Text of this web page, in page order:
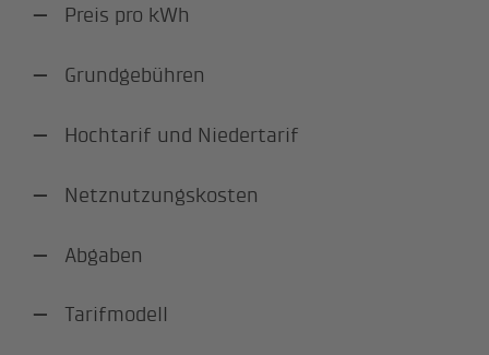
Preis pro kWh
Grundgebühren
Hochtarif und Niedertarif
Netznutzungskosten
Abgaben
Tarifmodell